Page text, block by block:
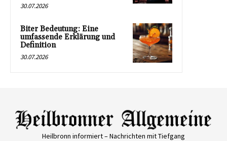
30.07.2026
Biter Bedeutung: Eine
umfassende Erklärung und
Definition
30.07.2026
Heilbronn informiert – Nachrichten mit Tiefgang